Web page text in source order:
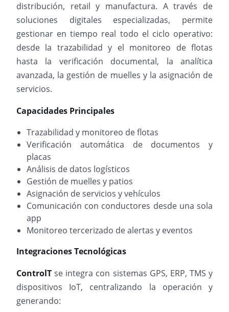
distribución, retail y manufactura. A través de
soluciones digitales especializadas, permite
gestionar en tiempo real todo el ciclo operativo:
desde la trazabilidad y el monitoreo de flotas
hasta la verificación documental, la analítica
avanzada, la gestión de muelles y la asignación de
servicios.
Capacidades Principales
Trazabilidad y monitoreo de flotas
Verificación automática de documentos y
placas
Análisis de datos logísticos
Gestión de muelles y patios
Asignación de servicios y vehículos
Comunicación con conductores desde una sola
app
Monitoreo tercerizado de alertas y eventos
Integraciones Tecnológicas
ControlT se integra con sistemas GPS, ERP, TMS y
dispositivos IoT, centralizando la operación y
generando: